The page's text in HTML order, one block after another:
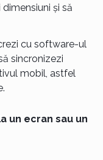
și să
cu software-ul
sincronizezi
mobil, astfel
un ecran sau un